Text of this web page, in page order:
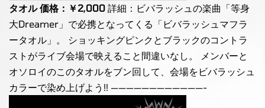
タオル 価格：￥2,000 詳細：ビバラッシュの楽曲「等身
大Dreamer」で必携となってくる「ビバラッシュマフラ
ータオル」。 ショッキングピンクとブラックのコントラ
ストがライブ会場で映えること間違いなし。 メンバーと
オソロイのこのタオルをブン回して、会場をビバラッシュ
カラーで染め上げよう!! ————————————-